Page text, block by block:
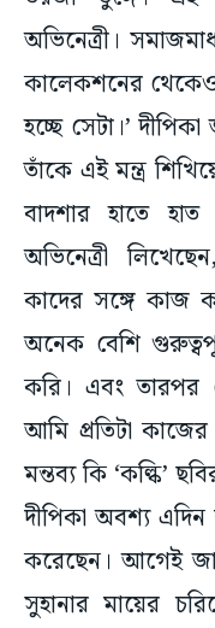
অভিনেত্রী।
কালেকশনের
হচ্ছে সেটা।’
তাঁকে এই মন্ত্র
বাদশার হাতে
অভিনেত্রী
কাদের সঙ্গে কাজ
অনেক বেশি
করি। এবং তারপর
আমি প্রতিটা কাজের
মন্তব্য কি ‘কল্কি’
দীপিকা অবশ্য
করেছেন। আগেই
সুহানার মায়ের